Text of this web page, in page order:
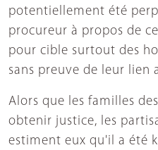
potentiellement été
procureur à propos de
pour cible surtout des
sans preuve de leur lien
Alors que les familles
obtenir justice, les
estiment eux qu'il a été